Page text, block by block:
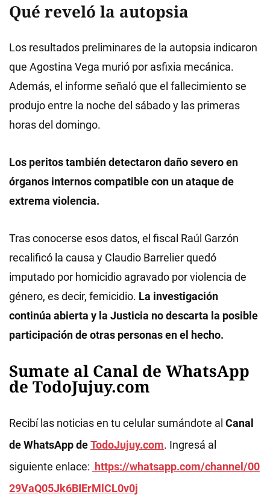
Qué reveló la autopsia
Los resultados preliminares de la autopsia indicaron
que Agostina Vega murió por asfixia mecánica.
Además, el informe señaló que el fallecimiento se
produjo entre la noche del sábado y las primeras
horas del domingo.
Los peritos también detectaron daño severo en
órganos internos compatible con un ataque de
extrema violencia.
Tras conocerse esos datos, el fiscal Raúl Garzón
recalificó la causa y Claudio Barrelier quedó
imputado por homicidio agravado por violencia de
género, es decir, femicidio. La investigación
continúa abierta y la Justicia no descarta la posible
participación de otras personas en el hecho.
Sumate al Canal de WhatsApp
de TodoJujuy.com
Recibí las noticias en tu celular sumándote al Canal
de WhatsApp deTodoJujuy.com. Ingresá al
siguiente enlace: https://whatsapp.com/channel/00
29VaQ05Jk6BIErMlCL0v0j